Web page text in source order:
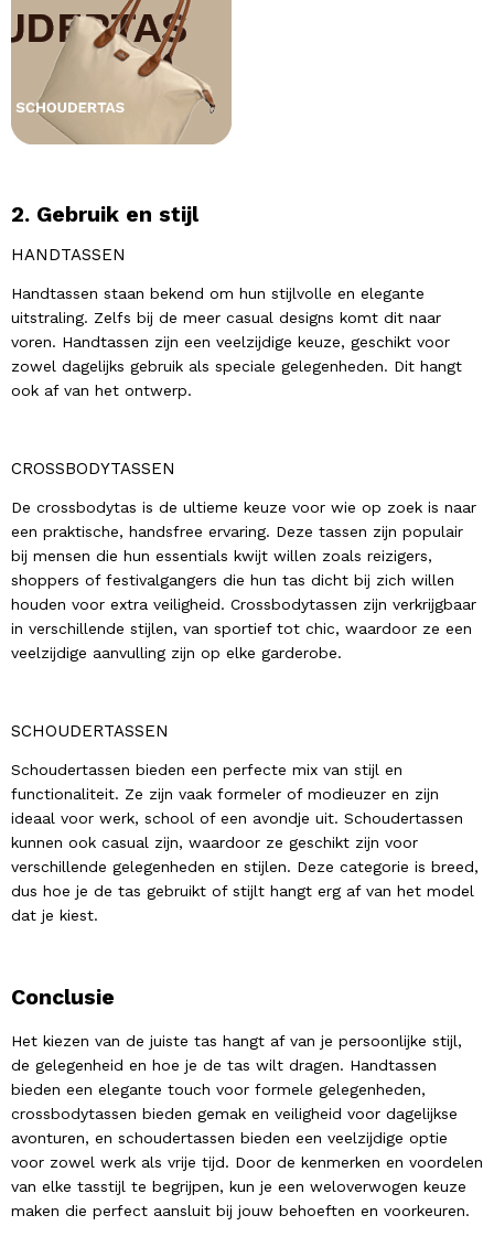
2. Gebruik en stijl
HANDTASSEN
Handtassen staan bekend om hun stijlvolle en elegante
uitstraling. Zelfs bij de meer casual designs komt dit naar
voren. Handtassen zijn een veelzijdige keuze, geschikt voor
zowel dagelijks gebruik als speciale gelegenheden. Dit hangt
ook af van het ontwerp.
CROSSBODYTASSEN
De crossbodytas is de ultieme keuze voor wie op zoek is naar
een praktische, handsfree ervaring. Deze tassen zijn populair
bij mensen die hun essentials kwijt willen zoals reizigers,
shoppers of festivalgangers die hun tas dicht bij zich willen
houden voor extra veiligheid. Crossbodytassen zijn verkrijgbaar
in verschillende stijlen, van sportief tot chic, waardoor ze een
veelzijdige aanvulling zijn op elke garderobe.
SCHOUDERTASSEN
Schoudertassen bieden een perfecte mix van stijl en
functionaliteit. Ze zijn vaak formeler of modieuzer en zijn
ideaal voor werk, school of een avondje uit. Schoudertassen
kunnen ook casual zijn, waardoor ze geschikt zijn voor
verschillende gelegenheden en stijlen. Deze categorie is breed,
dus hoe je de tas gebruikt of stijlt hangt erg af van het model
dat je kiest.
Conclusie
Het kiezen van de juiste tas hangt af van je persoonlijke stijl,
de gelegenheid en hoe je de tas wilt dragen. Handtassen
bieden een elegante touch voor formele gelegenheden,
crossbodytassen bieden gemak en veiligheid voor dagelijkse
avonturen, en schoudertassen bieden een veelzijdige optie
voor zowel werk als vrije tijd. Door de kenmerken en voordelen
van elke tasstijl te begrijpen, kun je een weloverwogen keuze
maken die perfect aansluit bij jouw behoeften en voorkeuren.